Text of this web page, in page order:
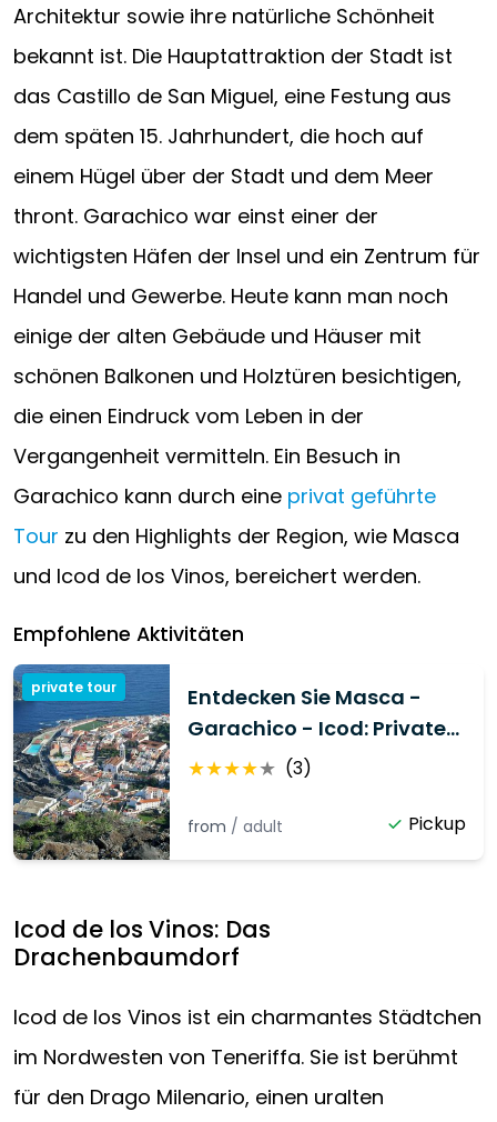
Architektur sowie ihre natürliche Schönheit
bekannt ist. Die Hauptattraktion der Stadt ist
das Castillo de San Miguel, eine Festung aus
dem späten 15. Jahrhundert, die hoch auf
einem Hügel über der Stadt und dem Meer
thront. Garachico war einst einer der
wichtigsten Häfen der Insel und ein Zentrum für
Handel und Gewerbe. Heute kann man noch
einige der alten Gebäude und Häuser mit
schönen Balkonen und Holztüren besichtigen,
die einen Eindruck vom Leben in der
Vergangenheit vermitteln. Ein Besuch in
Garachico kann durch eine privat geführte
Tour zu den Highlights der Region, wie Masca
und Icod de los Vinos, bereichert werden.
Empfohlene Aktivitäten
private tour
Entdecken Sie Masca -
Garachico - Icod: Private
Tour
★★★★★ (3)
from /adult Pickup
Icod de los Vinos: Das
Drachenbaumdorf
Icod de los Vinos ist ein charmantes Städtchen
im Nordwesten von Teneriffa. Sie ist berühmt
für den Drago Milenario, einen uralten